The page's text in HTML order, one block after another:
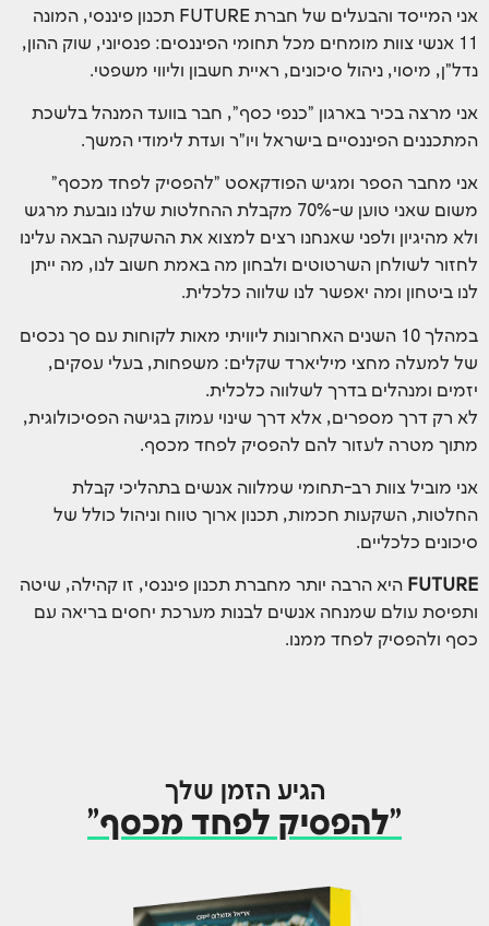
אני המייסד והבעלים של חברת FUTURE תכנון פיננסי, המונה
11 אנשי צוות מומחים מכל תחומי הפיננסים: פנסיוני, שוק ההון,
נדל"ן, מיסוי, ניהול סיכונים, ראיית חשבון וליווי משפטי.
אני מרצה בכיר בארגון "כנפי כסף", חבר בוועד המנהל בלשכת
המתכננים הפיננסיים בישראל ויו"ר ועדת לימודי המשך.
אני מחבר הספר ומגיש הפודקאסט "להפסיק לפחד מכסף"
משום שאני טוען ש-70% מקבלת ההחלטות שלנו נובעת מרגש
ולא מהיגיון ולפני שאנחנו רצים למצוא את ההשקעה הבאה עלינו
לחזור לשולחן השרטוטים ולבחון מה באמת חשוב לנו, מה ייתן
לנו ביטחון ומה יאפשר לנו שלווה כלכלית.
במהלך 10 השנים האחרונות ליוויתי מאות לקוחות עם סך נכסים
של למעלה מחצי מיליארד שקלים: משפחות, בעלי עסקים,
יזמים ומנהלים בדרך לשלווה כלכלית.
לא רק דרך מספרים, אלא דרך שינוי עמוק בגישה הפסיכולוגית,
מתוך מטרה לעזור להם להפסיק לפחד מכסף.
אני מוביל צוות רב-תחומי שמלווה אנשים בתהליכי קבלת
החלטות, השקעות חכמות, תכנון ארוך טווח וניהול כולל של
סיכונים כלכליים.
FUTURE היא הרבה יותר מחברת תכנון פיננסי, זו קהילה, שיטה
ותפיסת עולם שמנחה אנשים לבנות מערכת יחסים בריאה עם
כסף ולהפסיק לפחד ממנו.
הגיע הזמן שלך
"להפסיק לפחד מכסף"